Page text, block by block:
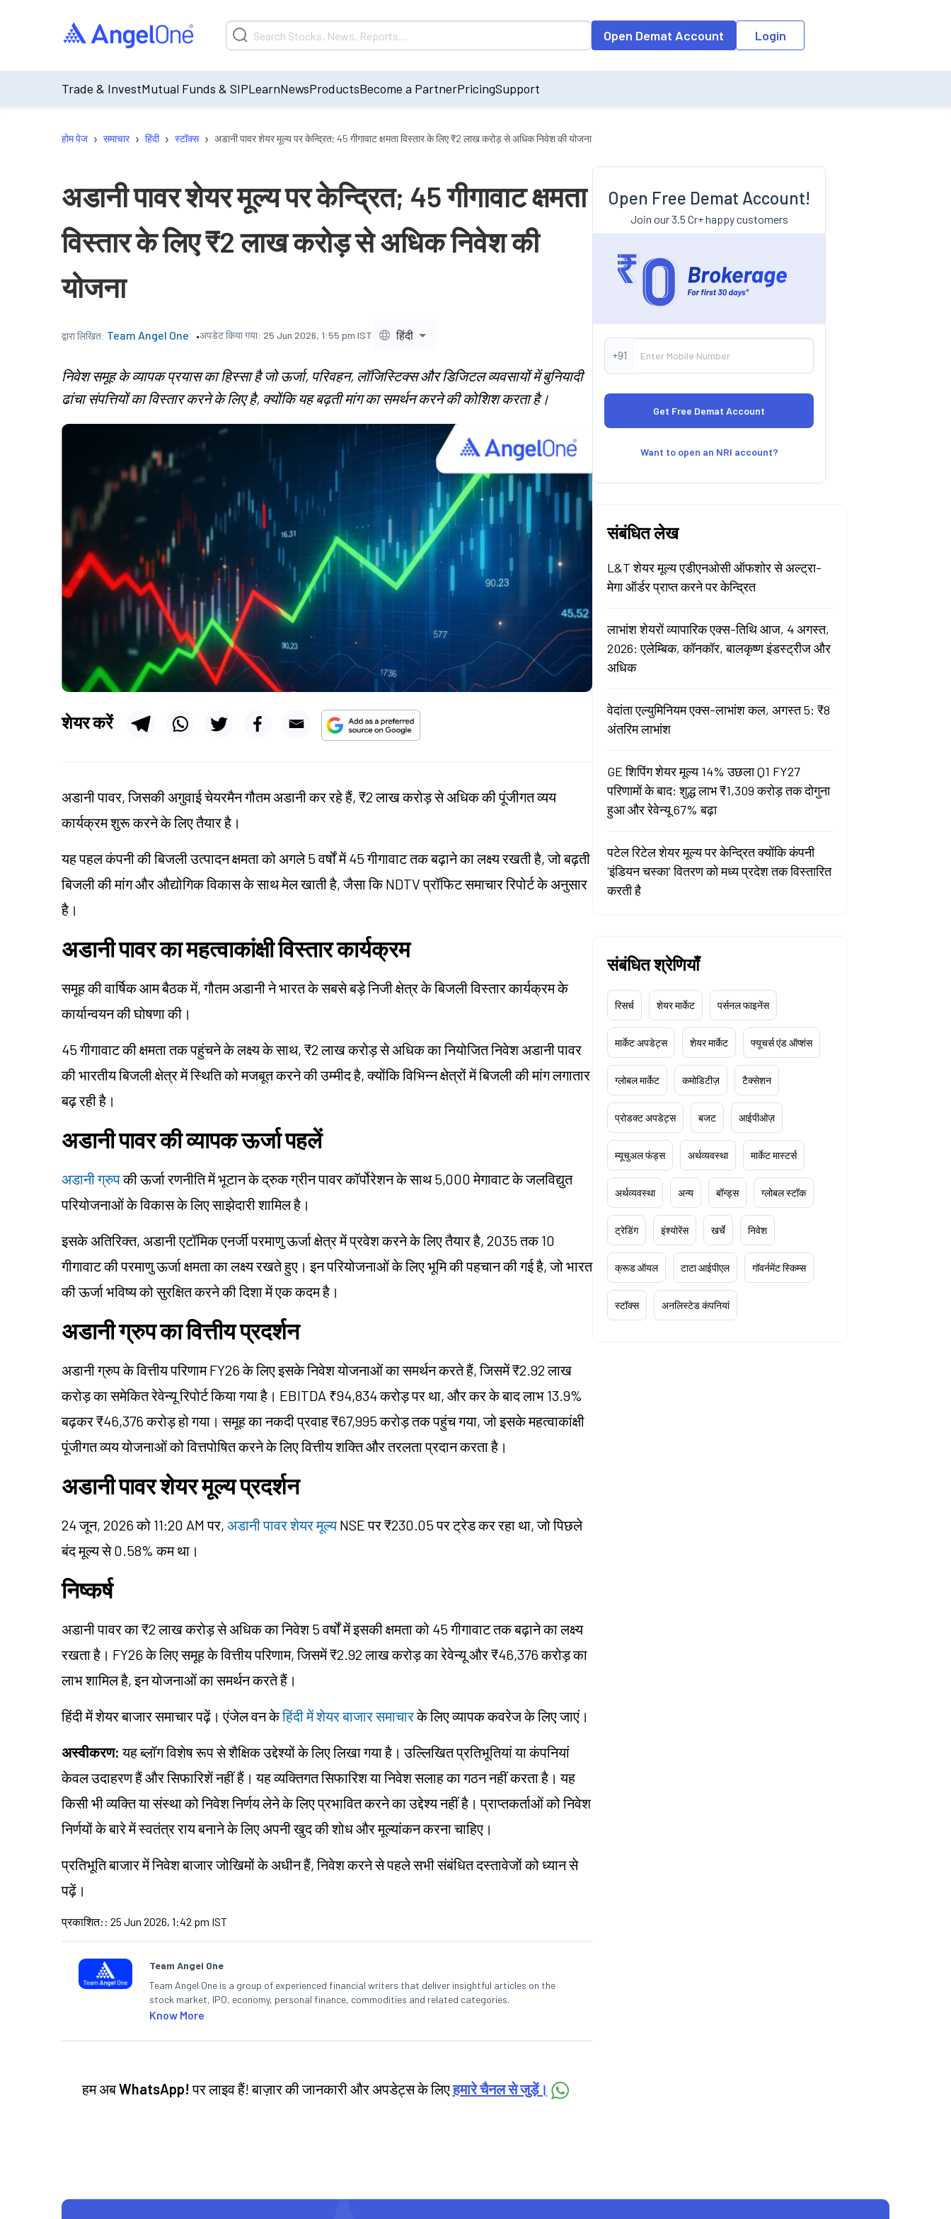
Open Demat Account Login
Trade & InvestMutual Funds & SIPLearnNewsProductsBecome a PartnerPricingSupport
होम पेज › समाचार › हिंदी › स्टॉक्स › अडानी पावर शेयर मूल्य पर केन्द्रित; 45 गीगावाट क्षमता विस्तार के लिए ₹2 लाख करोड़ से अधिक निवेश की योजना
अडानी पावर शेयर मूल्य पर केन्द्रित; 45 गीगावाट क्षमता
विस्तार के लिए ₹2 लाख करोड़ से अधिक निवेश की
योजना
द्वारा लिखित: Team Angel One अपडेट किया गया: 25 Jun 2026, 1:55 pm IST हिंदी
निवेश समूह के व्यापक प्रयास का हिस्सा है जो ऊर्जा, परिवहन, लॉजिस्टिक्स और डिजिटल व्यवसायों में बुनियादी
ढांचा संपत्तियों का विस्तार करने के लिए है, क्योंकि यह बढ़ती मांग का समर्थन करने की कोशिश करता है।
शेयर करें
अडानी पावर, जिसकी अगुवाई चेयरमैन गौतम अडानी कर रहे हैं, ₹2 लाख करोड़ से अधिक की पूंजीगत व्यय
कार्यक्रम शुरू करने के लिए तैयार है।
यह पहल कंपनी की बिजली उत्पादन क्षमता को अगले 5 वर्षों में 45 गीगावाट तक बढ़ाने का लक्ष्य रखती है, जो बढ़ती
बिजली की मांग और औद्योगिक विकास के साथ मेल खाती है, जैसा कि NDTV प्रॉफिट समाचार रिपोर्ट के अनुसार
है।
अडानी पावर का महत्वाकांक्षी विस्तार कार्यक्रम
समूह की वार्षिक आम बैठक में, गौतम अडानी ने भारत के सबसे बड़े निजी क्षेत्र के बिजली विस्तार कार्यक्रम के
कार्यान्वयन की घोषणा की।
45 गीगावाट की क्षमता तक पहुंचने के लक्ष्य के साथ, ₹2 लाख करोड़ से अधिक का नियोजित निवेश अडानी पावर
की भारतीय बिजली क्षेत्र में स्थिति को मजबूत करने की उम्मीद है, क्योंकि विभिन्न क्षेत्रों में बिजली की मांग लगातार
बढ़ रही है।
अडानी पावर की व्यापक ऊर्जा पहलें
अडानी ग्रुपकी ऊर्जा रणनीति में भूटान के द्रुक ग्रीन पावर कॉर्पोरेशन के साथ 5,000 मेगावाट के जलविद्युत
परियोजनाओं के विकास के लिए साझेदारी शामिल है।
इसके अतिरिक्त, अडानी एटॉमिक एनर्जी परमाणु ऊर्जा क्षेत्र में प्रवेश करने के लिए तैयार है, 2035 तक 10
गीगावाट की परमाणु ऊर्जा क्षमता का लक्ष्य रखते हुए। इन परियोजनाओं के लिए भूमि की पहचान की गई है, जो भारत
की ऊर्जा भविष्य को सुरक्षित करने की दिशा में एक कदम है।
अडानी ग्रुप का वित्तीय प्रदर्शन
अडानी ग्रुप के वित्तीय परिणाम FY26 के लिए इसके निवेश योजनाओं का समर्थन करते हैं, जिसमें ₹2.92 लाख
करोड़ का समेकित रेवेन्यू रिपोर्ट किया गया है। EBITDA ₹94,834 करोड़ पर था, और कर के बाद लाभ 13.9%
बढ़कर ₹46,376 करोड़ हो गया। समूह का नकदी प्रवाह ₹67,995 करोड़ तक पहुंच गया, जो इसके महत्वाकांक्षी
पूंजीगत व्यय योजनाओं को वित्तपोषित करने के लिए वित्तीय शक्ति और तरलता प्रदान करता है।
अडानी पावर शेयर मूल्य प्रदर्शन
24 जून, 2026 को 11:20 AM पर, अडानी पावर शेयर मूल्यNSE पर ₹230.05 पर ट्रेड कर रहा था, जो पिछले
बंद मूल्य से 0.58% कम था।
निष्कर्ष
अडानी पावर का ₹2 लाख करोड़ से अधिक का निवेश 5 वर्षों में इसकी क्षमता को 45 गीगावाट तक बढ़ाने का लक्ष्य
रखता है। FY26 के लिए समूह के वित्तीय परिणाम, जिसमें ₹2.92 लाख करोड़ का रेवेन्यू और ₹46,376 करोड़ का
लाभ शामिल है, इन योजनाओं का समर्थन करते हैं।
हिंदी में शेयर बाजार समाचार पढ़ें। एंजेल वन केहिंदी में शेयर बाजार समाचारके लिए व्यापक कवरेज के लिए जाएं।
अस्वीकरण: यह ब्लॉग विशेष रूप से शैक्षिक उद्देश्यों के लिए लिखा गया है। उल्लिखित प्रतिभूतियां या कंपनियां
केवल उदाहरण हैं और सिफारिशें नहीं हैं। यह व्यक्तिगत सिफारिश या निवेश सलाह का गठन नहीं करता है। यह
किसी भी व्यक्ति या संस्था को निवेश निर्णय लेने के लिए प्रभावित करने का उद्देश्य नहीं है। प्राप्तकर्ताओं को निवेश
निर्णयों के बारे में स्वतंत्र राय बनाने के लिए अपनी खुद की शोध और मूल्यांकन करना चाहिए।
प्रतिभूति बाजार में निवेश बाजार जोखिमों के अधीन हैं, निवेश करने से पहले सभी संबंधित दस्तावेजों को ध्यान से
पढ़ें।
प्रकाशित: : 25 Jun 2026, 1:42 pm IST
Team Angel One
Team Angel One is a group of experienced financial writers that deliver insightful articles on the
stock market, IPO, economy, personal finance, commodities and related categories.
Know More
हम अबWhatsApp! पर लाइव हैं! बाज़ार की जानकारी और अपडेट्स के लिएहमारे चैनल से जुड़ें।
Open Free Demat Account!
Join our 3.5 Cr+ happy customers
+91
Want to open an NRI account?
संबंधित लेख
L&T शेयर मूल्य एडीएनओसी ऑफशोर से अल्ट्रा-
मेगा ऑर्डर प्राप्त करने पर केन्द्रित
लाभांश शेयरों व्यापारिक एक्स-तिथि आज, 4 अगस्त,
2026: एलेम्बिक, कॉनकॉर, बालकृष्ण इंडस्ट्रीज और
अधिक
वेदांता एल्युमिनियम एक्स-लाभांश कल, अगस्त 5: ₹8
अंतरिम लाभांश
GE शिपिंग शेयर मूल्य 14% उछला Q1 FY27
परिणामों के बाद: शुद्ध लाभ ₹1,309 करोड़ तक दोगुना
हुआ और रेवेन्यू 67% बढ़ा
पटेल रिटेल शेयर मूल्य पर केन्द्रित क्योंकि कंपनी
'इंडियन चस्का' वितरण को मध्य प्रदेश तक विस्तारित
करती है
संबंधित श्रेणियाँ
रिसर्च शेयर मार्केट पर्सनल फाइनेंस
मार्केट अपडेट्स शेयर मार्केट फ्यूचर्स एंड ऑप्शंस
ग्लोबल मार्केट कमोडिटीज़ टैक्सेशन
प्रोडक्ट अपडेट्स बजट आईपीओज़
म्यूचुअल फंड्स अर्थव्यवस्था मार्केट मास्टर्स
अर्थव्यवस्था अन्य बॉन्ड्स ग्लोबल स्टॉक
ट्रेडिंग इंश्योरेंस खर्चे निवेश
क्रूड ऑयल टाटा आईपीएल गॉवर्नमेंट स्किम्स
स्टॉक्स अनलिस्टेड कंपनियां